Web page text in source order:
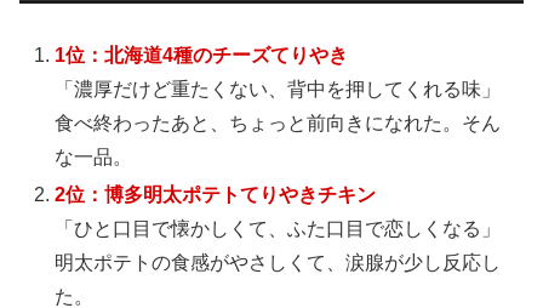
1位：北海道4種のチーズてりやき
「濃厚だけど重たくない、背中を押してくれる味」
食べ終わったあと、ちょっと前向きになれた。そん
な一品。
2位：博多明太ポテトてりやきチキン
「ひと口目で懐かしくて、ふた口目で恋しくなる」
明太ポテトの食感がやさしくて、涙腺が少し反応し
た。